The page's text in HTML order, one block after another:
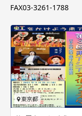
FAX03-3261-1788